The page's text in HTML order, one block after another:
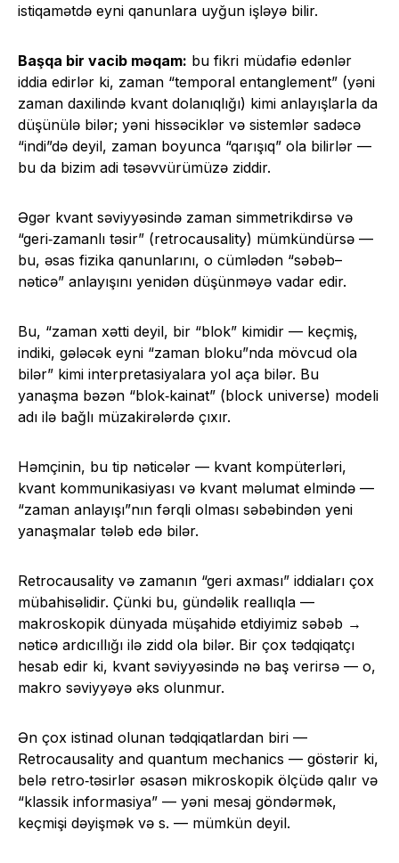
istiqamətdə eyni qanunlara uyğun işləyə bilir.
Başqa bir vacib məqam: bu fikri müdafiə edənlər
iddia edirlər ki, zaman “temporal entanglement” (yəni
zaman daxilində kvant dolanıqlığı) kimi anlayışlarla da
düşünülə bilər; yəni hissəciklər və sistemlər sadəcə
“indi”də deyil, zaman boyunca “qarışıq” ola bilirlər —
bu da bizim adi təsəvvürümüzə ziddir.
Əgər kvant səviyyəsində zaman simmetrikdirsə və
“geri‑zamanlı təsir” (retrocausality) mümkündürsə —
bu, əsas fizika qanunlarını, o cümlədən “səbəb–
nəticə” anlayışını yenidən düşünməyə vadar edir.
Bu, “zaman xətti deyil, bir “blok” kimidir — keçmiş,
indiki, gələcək eyni “zaman bloku”nda mövcud ola
bilər” kimi interpretasiyalara yol aça bilər. Bu
yanaşma bəzən “blok‑kainat” (block universe) modeli
adı ilə bağlı müzakirələrdə çıxır.
Həmçinin, bu tip nəticələr — kvant kompüterləri,
kvant kommunikasiyası və kvant məlumat elmində —
“zaman anlayışı”nın fərqli olması səbəbindən yeni
yanaşmalar tələb edə bilər.
Retrocausality və zamanın “geri axması” iddiaları çox
mübahisəlidir. Çünki bu, gündəlik reallıqla —
makroskopik dünyada müşahidə etdiyimiz səbəb →
nəticə ardıcıllığı ilə zidd ola bilər. Bir çox tədqiqatçı
hesab edir ki, kvant səviyyəsində nə baş verirsə — o,
makro səviyyəyə əks olunmur.
Ən çox istinad olunan tədqiqatlardan biri —
Retrocausality and quantum mechanics — göstərir ki,
belə retro‑təsirlər əsasən mikroskopik ölçüdə qalır və
“klassik informasiya” — yəni mesaj göndərmək,
keçmişi dəyişmək və s. — mümkün deyil.